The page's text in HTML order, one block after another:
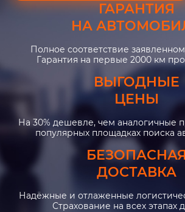
ГАРАНТИЯ
НА
Полное соответствие
Гарантия на первые 2000 км
ВЫГОДНЫЕ
ЦЕНЫ
На 30% дешевле, чем аналогичные
популярных площадках поиска
БЕЗОПАСНАЯ
ДОСТАВКА
Надёжные и отлаженные
Страхование на всех этапах